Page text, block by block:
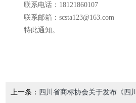
联系电话：18121860107
联系邮箱：scsta123@163.com
特此通知。
上一条： 四川省商标协会关于发布《四川知名商标